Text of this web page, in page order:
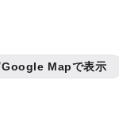
Google Mapで表示